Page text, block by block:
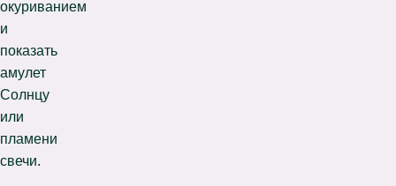
окуриванием
и
показать
амулет
Солнцу
или
пламени
свечи.